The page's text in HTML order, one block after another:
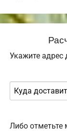
Укажите адрес
Либо отметьте